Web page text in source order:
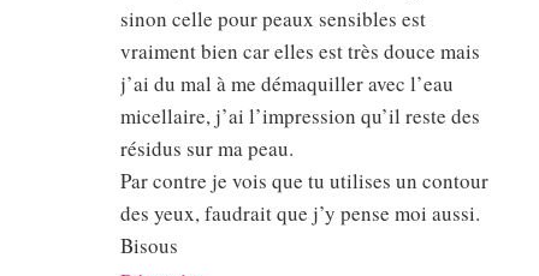
sinon celle pour peaux sensibles est
vraiment bien car elles est très douce mais
j’ai du mal à me démaquiller avec l’eau
micellaire, j’ai l’impression qu’il reste des
résidus sur ma peau.
Par contre je vois que tu utilises un contour
des yeux, faudrait que j’y pense moi aussi.
Bisous